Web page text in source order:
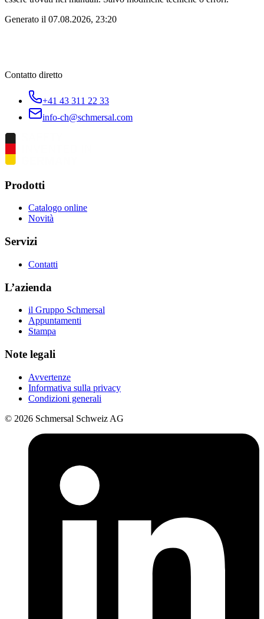
Generato il 07.08.2026, 23:20
Contatto diretto
+41 43 311 22 33
info-ch@schmersal.com
Prodotti
Catalogo online
Novità
Servizi
Contatti
L’azienda
il Gruppo Schmersal
Appuntamenti
Stampa
Note legali
Avvertenze
Informativa sulla privacy
Condizioni generali
© 2026 Schmersal Schweiz AG